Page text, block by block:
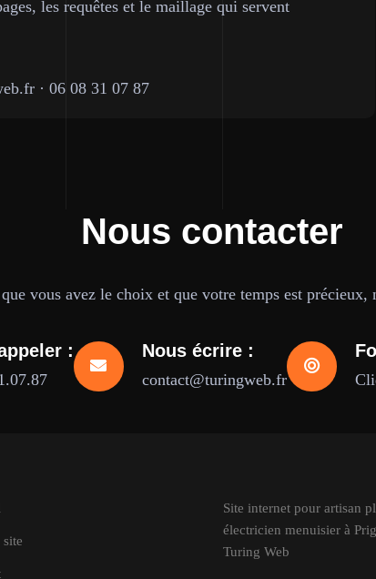
les requêtes et le maillage qui servent
· 06 08 31 07 87
Nous contacter
que vous avez le choix et que votre temps est
: Nous écrire :
contact@turingweb.fr
site
Site internet pour artisan
électricien menuisier à
Turing Web